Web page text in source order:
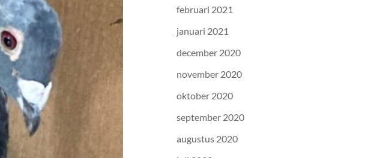
februari 2021
januari 2021
december 2020
november 2020
oktober 2020
september 2020
augustus 2020